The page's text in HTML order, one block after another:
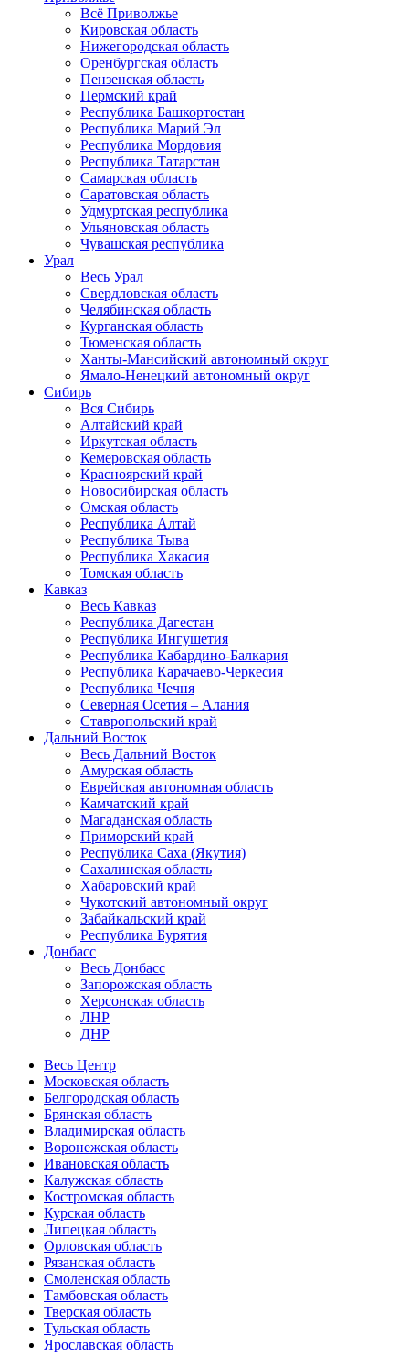
Всё Приволжье
Кировская область
Нижегородская область
Оренбургская область
Пензенская область
Пермский край
Республика Башкортостан
Республика Марий Эл
Республика Мордовия
Республика Татарстан
Самарская область
Саратовская область
Удмуртская республика
Ульяновская область
Чувашская республика
Урал
Весь Урал
Свердловская область
Челябинская область
Курганская область
Тюменская область
Ханты-Мансийский автономный округ
Ямало-Ненецкий автономный округ
Сибирь
Вся Сибирь
Алтайский край
Иркутская область
Кемеровская область
Красноярский край
Новосибирская область
Омская область
Республика Алтай
Республика Тыва
Республика Хакасия
Томская область
Кавказ
Весь Кавказ
Республика Дагестан
Республика Ингушетия
Республика Кабардино-Балкария
Республика Карачаево-Черкесия
Республика Чечня
Северная Осетия – Алания
Ставропольский край
Дальний Восток
Весь Дальний Восток
Амурская область
Еврейская автономная область
Камчатский край
Магаданская область
Приморский край
Республика Саха (Якутия)
Сахалинская область
Хабаровский край
Чукотский автономный округ
Забайкальский край
Республика Бурятия
Донбасс
Весь Донбасс
Запорожская область
Херсонская область
ЛНР
ДНР
Весь Центр
Московская область
Белгородская область
Брянская область
Владимирская область
Воронежская область
Ивановская область
Калужская область
Костромская область
Курская область
Липецкая область
Орловская область
Рязанская область
Смоленская область
Тамбовская область
Тверская область
Тульская область
Ярославская область